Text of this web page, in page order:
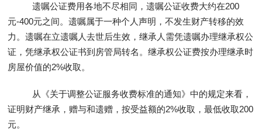
遗嘱公证费用各地不尽相同，遗嘱公证收费大约在200
元-400元之间。遗嘱属于一种个人声明，不发生财产转移的效
力。遗嘱在立遗嘱人去世后生效，继承人需凭遗嘱办理继承权公
证，凭继承权公证书到房管局转名。继承权公证费按办理继承时
房屋价值的2%收取。
从《关于调整公证服务收费标准的通知》中的规定来看，
证明财产继承，赠与和遗赠，按受益额的2%收取，最低收取200
元。